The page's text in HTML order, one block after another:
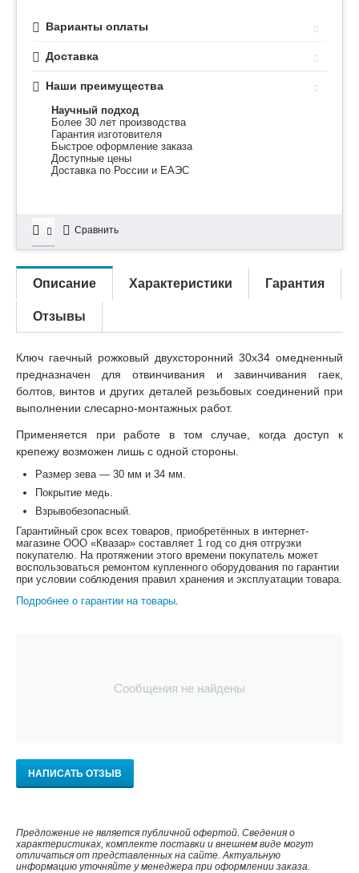
Варианты оплаты
Доставка
Наши преимущества
Научный подход
Более 30 лет производства
Гарантия изготовителя
Быстрое оформление заказа
Доступные цены
Доставка по России и ЕАЭС
Сравнить
Описание Характеристики Гарантия
Отзывы
Ключ гаечный рожковый двухсторонний 30х34 омедненный
предназначен для отвинчивания и завинчивания гаек,
болтов, винтов и других деталей резьбовых соединений при
выполнении слесарно-монтажных работ.
Применяется при работе в том случае, когда доступ к
крепежу возможен лишь с одной стороны.
Размер зева — 30 мм и 34 мм.
Покрытие медь.
Взрывобезопасный.
Гарантийный срок всех товаров, приобретённых в интернет-
магазине ООО «Квазар» составляет 1 год со дня отгрузки
покупателю. На протяжении этого времени покупатель может
воспользоваться ремонтом купленного оборудования по гарантии
при условии соблюдения правил хранения и эксплуатации товара.
Подробнее о гарантии на товары
Сообщения не найдены
НАПИСАТЬ ОТЗЫВ
Предложение не является публичной офертой. Сведения о
характеристиках, комплекте поставки и внешнем виде могут
отличаться от представленных на сайте. Актуальную
информацию уточняйте у менеджера при оформлении заказа.